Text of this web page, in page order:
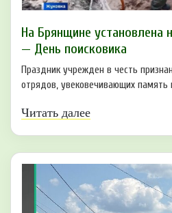
На Брянщине установлена
— День поисковика
Праздник учрежден в честь
отрядов, увековечивающих память
Читать далее